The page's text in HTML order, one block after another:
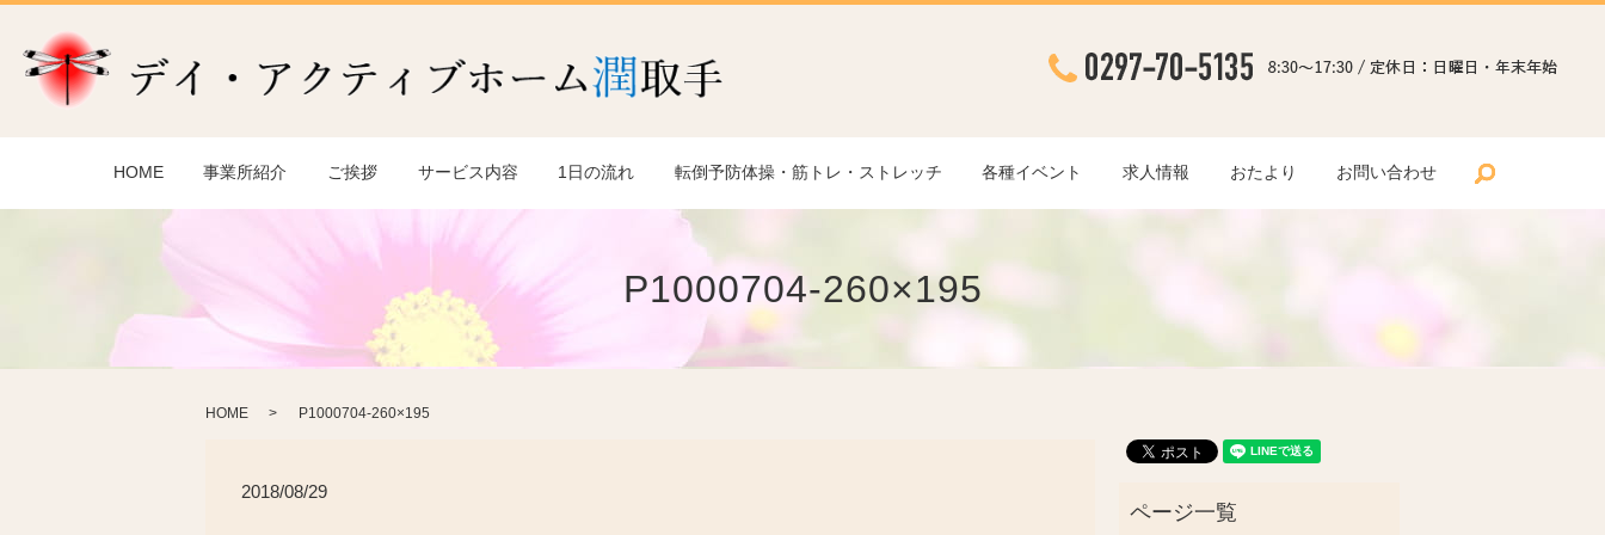
HOME 事業所紹介 ご挨拶 サービス内容 1日の流れ 転倒予防体操・筋トレ・ストレッチ 各種イベント 求人情報 おたより お問い合わせ search
P1000704-260×195
HOME P1000704-260×195
2018/08/29